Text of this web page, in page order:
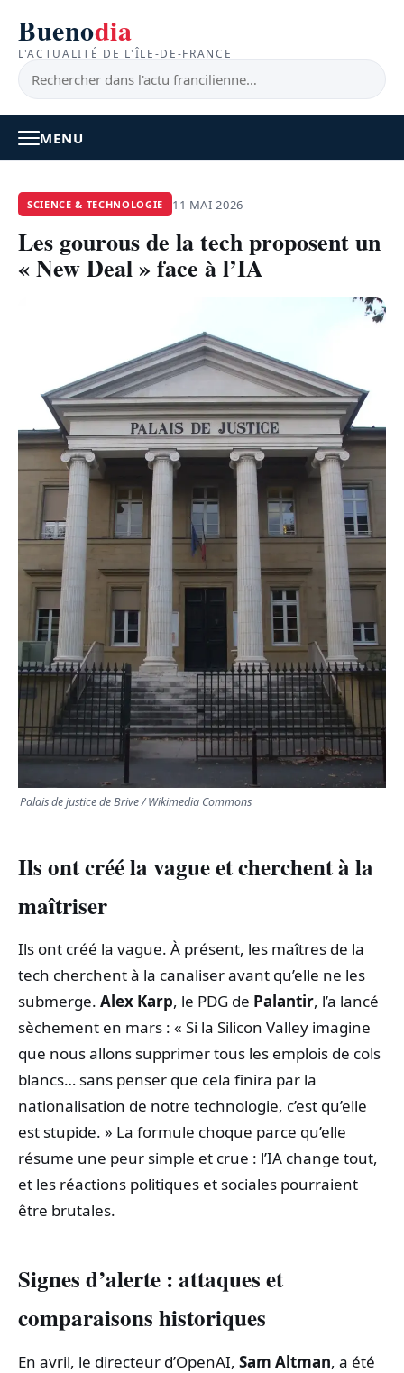
Buenodia
L'ACTUALITÉ DE L'ÎLE-DE-FRANCE
MENU
ACTUALITÉ
FAITS DIVERS
TRANSPORTS
ÉCONOMIE
POLITIQUE
SPORT
CULTURE
SCIENCES & TECH
SCIENCE & TECHNOLOGIE 11 MAI 2026
Les gourous de la tech proposent un
« New Deal » face à l’IA
Palais de justice de Brive / Wikimedia Commons
Ils ont créé la vague et cherchent à la
maîtriser
Ils ont créé la vague. À présent, les maîtres de la
tech cherchent à la canaliser avant qu’elle ne les
submerge. Alex Karp, le PDG de Palantir, l’a lancé
sèchement en mars : « Si la Silicon Valley imagine
que nous allons supprimer tous les emplois de cols
blancs… sans penser que cela finira par la
nationalisation de notre technologie, c’est qu’elle
est stupide. » La formule choque parce qu’elle
résume une peur simple et crue : l’IA change tout,
et les réactions politiques et sociales pourraient
être brutales.
Signes d’alerte : attaques et
comparaisons historiques
En avril, le directeur d’OpenAI, Sam Altman, a été